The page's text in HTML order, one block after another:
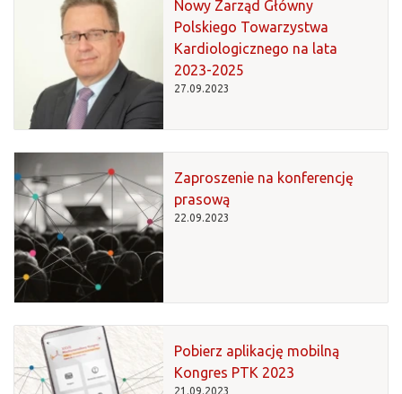
Nowy Zarząd Główny
Polskiego Towarzystwa
Kardiologicznego na lata
2023-2025
27.09.2023
Zaproszenie na konferencję
prasową
22.09.2023
Pobierz aplikację mobilną
Kongres PTK 2023
21.09.2023